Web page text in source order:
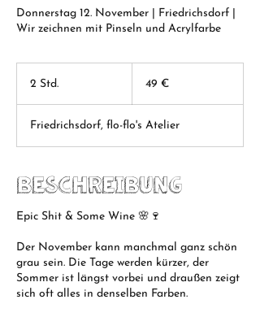
Donnerstag 12. November | Friedrichsdorf |
Wir zeichnen mit Pinseln und Acrylfarbe
2 Std.
d
.
49 €
Friedrichsdorf, flo-flo's Atelier
Beschreibung
Epic Shit & Some Wine 🌸🍷
Der November kann manchmal ganz schön
grau sein. Die Tage werden kürzer, der
Sommer ist längst vorbei und draußen zeigt
sich oft alles in denselben Farben.